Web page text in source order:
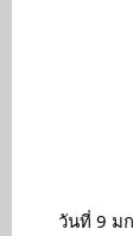
วันที่ 9 ม